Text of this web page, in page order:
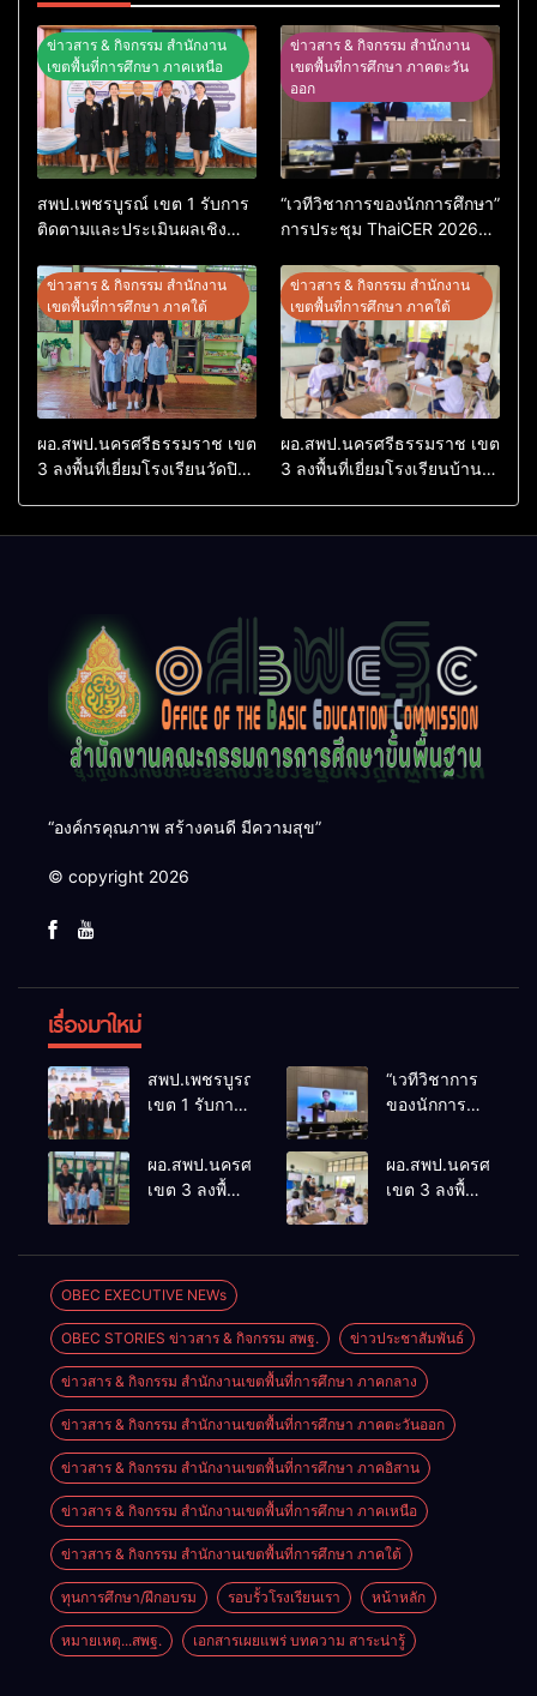
ข่าวสาร & กิจกรรม สำนักงาน
เขตพื้นที่การศึกษา ภาคเหนือ
สพป.เพชรบูรณ์ เขต 1 รับการ
ติดตามและประเมินผลเชิง
ต้นแบบ” ระดับประเทศ รุ่นที่ 3
ประจำปีงบประมาณ พ.ศ.
2569
ข่าวสาร & กิจกรรม สำนักงาน
เขตพื้นที่การศึกษา ภาคตะวัน
ออก
“เวทีวิชาการของนักการศึกษา”
การประชุม ThaiCER 2026
Conference on Education
Research (ThaiCER) 2026
ข่าวสาร & กิจกรรม สำนักงาน
เขตพื้นที่การศึกษา ภาคใต้
ผอ.สพป.นครศรีธรรมราช เขต
3 ลงพื้นที่เยี่ยมโรงเรียนวัดปิยา
ข่าวสาร & กิจกรรม สำนักงาน
เขตพื้นที่การศึกษา ภาคใต้
ผอ.สพป.นครศรีธรรมราช เขต
3 ลงพื้นที่เยี่ยมโรงเรียนบ้าน
“องค์กรคุณภาพ สร้างคนดี มีความสุข”
© copyright 2026
เรื่องมาใหม่
สพป.เพชรบูรณ์
เขต 1 รับการ
ประเมินผล
เชิงประจักษ์
ต้นแบบ”
ระดับประเทศ
รุ่นที่ 3 ประจำ
ปีงบประมาณ
พ.ศ. 2569
“เวทีวิชาการ
ของนักการ
ThaiCER
International
Research
(ThaiCER)
2026
ผอ.สพป.นครศรีธรรมราช
เขต 3 ลงพื้นที่
ปากพนัง
ผอ.สพป.นครศรีธรร
เขต 3 ลงพื้นที่
OBEC EXECUTIVE NEWs
OBEC STORIES ข่าวสาร & กิจกรรม สพฐ. ข่าวประชาสัมพันธ์
ข่าวสาร & กิจกรรม สำนักงานเขตพื้นที่การศึกษา ภาคกลาง
ข่าวสาร & กิจกรรม สำนักงานเขตพื้นที่การศึกษา ภาคตะวันออก
ข่าวสาร & กิจกรรม สำนักงานเขตพื้นที่การศึกษา ภาคอิสาน
ข่าวสาร & กิจกรรม สำนักงานเขตพื้นที่การศึกษา ภาคเหนือ
ข่าวสาร & กิจกรรม สำนักงานเขตพื้นที่การศึกษา ภาคใต้
ทุนการศึกษา/ฝึกอบรม รอบรั้วโรงเรียนเรา หน้าหลัก
หมายเหตุ...สพฐ. เอกสารเผยแพร่ บทความ สาระน่ารู้